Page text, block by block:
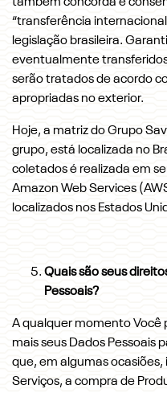
“transferência
legislação brasileira.
eventualmente
serão tratados de acordo
apropriadas no exterior.
Hoje, a matriz do Grupo
grupo, está localizada no
coletados é realizada em
Amazon Web Services
localizados nos Estados
Quais são seus
Pessoais?
A qualquer momento Você
mais seus Dados Pessoais
que, em algumas ocasiões,
Serviços, a compra de